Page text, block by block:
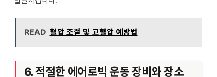
READ 혈압 조절 및 고혈압 예방법
6. 적절한 에어로빅 운동 장비와 장소